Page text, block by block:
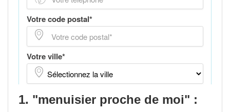
1. "menuisier proche de moi" :